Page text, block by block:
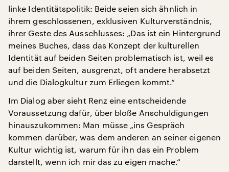
linke Identitätspolitik: Beide seien sich ähnlich in
ihrem geschlossenen, exklusiven Kulturverständnis,
ihrer Geste des Ausschlusses: „Das ist ein Hintergrund
meines Buches, dass das Konzept der kulturellen
Identität auf beiden Seiten problematisch ist, weil es
auf beiden Seiten, ausgrenzt, oft andere herabsetzt
und die Dialogkultur zum Erliegen kommt.“
Im Dialog aber sieht Renz eine entscheidende
Voraussetzung dafür, über bloße Anschuldigungen
hinauszukommen: Man müsse „ins Gespräch
kommen darüber, was dem anderen an seiner eigenen
Kultur wichtig ist, warum für ihn das ein Problem
darstellt, wenn ich mir das zu eigen mache.“